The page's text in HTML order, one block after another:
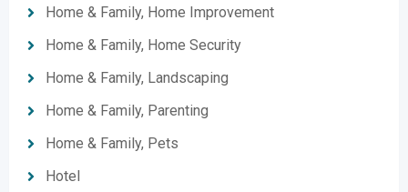
Home & Family, Home Improvement
Home & Family, Home Security
Home & Family, Landscaping
Home & Family, Parenting
Home & Family, Pets
Hotel